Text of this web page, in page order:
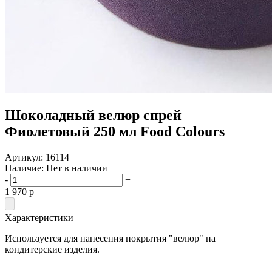
Шоколадный велюр спрей
Фиолетовый 250 мл Food Colours
Артикул: 16114
Наличие: Нет в наличии
-
+
1 970 p
Характеристики
Используется для нанесения покрытия "велюр" на
кондитерские изделия.